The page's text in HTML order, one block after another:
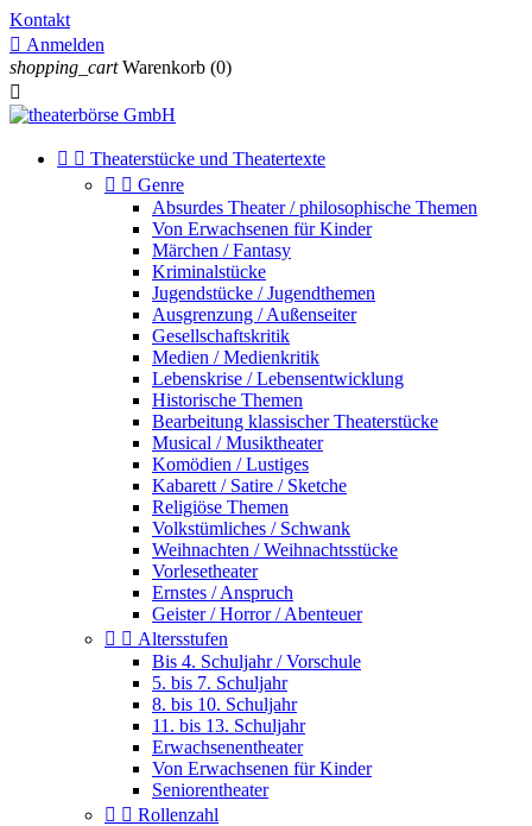
Kontakt
 Anmelden
shopping_cart Warenkorb (0)

  Theaterstücke und Theatertexte
  Genre
Absurdes Theater / philosophische Themen
Von Erwachsenen für Kinder
Märchen / Fantasy
Kriminalstücke
Jugendstücke / Jugendthemen
Ausgrenzung / Außenseiter
Gesellschaftskritik
Medien / Medienkritik
Lebenskrise / Lebensentwicklung
Historische Themen
Bearbeitung klassischer Theaterstücke
Musical / Musiktheater
Komödien / Lustiges
Kabarett / Satire / Sketche
Religiöse Themen
Volkstümliches / Schwank
Weihnachten / Weihnachtsstücke
Vorlesetheater
Ernstes / Anspruch
Geister / Horror / Abenteuer
  Altersstufen
Bis 4. Schuljahr / Vorschule
5. bis 7. Schuljahr
8. bis 10. Schuljahr
11. bis 13. Schuljahr
Erwachsenentheater
Von Erwachsenen für Kinder
Seniorentheater
  Rollenzahl